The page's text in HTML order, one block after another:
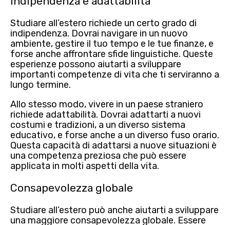
Studiare all’estero richiede un certo grado di
indipendenza. Dovrai navigare in un nuovo
ambiente, gestire il tuo tempo e le tue finanze, e
forse anche affrontare sfide linguistiche. Queste
esperienze possono aiutarti a sviluppare
importanti competenze di vita che ti serviranno a
lungo termine.
Allo stesso modo, vivere in un paese straniero
richiede adattabilità. Dovrai adattarti a nuovi
costumi e tradizioni, a un diverso sistema
educativo, e forse anche a un diverso fuso orario.
Questa capacità di adattarsi a nuove situazioni è
una competenza preziosa che può essere
applicata in molti aspetti della vita.
Consapevolezza globale
Studiare all’estero può anche aiutarti a sviluppare
una maggiore consapevolezza globale. Essere